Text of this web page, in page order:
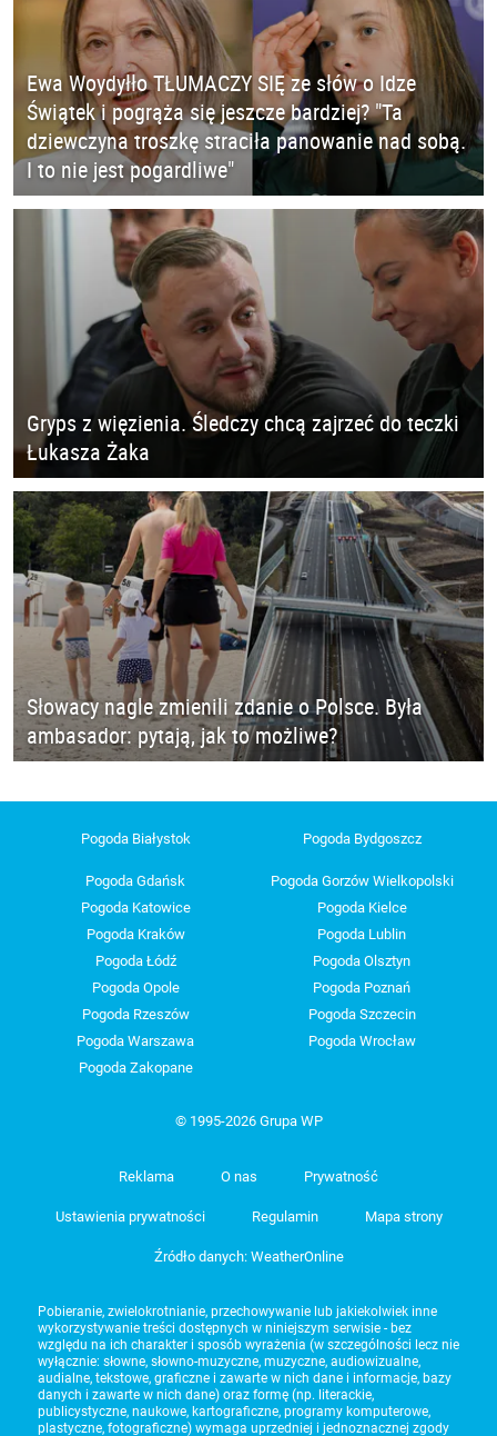
Ewa Woydyłło TŁUMACZY SIĘ ze słów o Idze
Świątek i pogrąża się jeszcze bardziej? "Ta
dziewczyna troszkę straciła panowanie nad sobą.
I to nie jest pogardliwe"
Gryps z więzienia. Śledczy chcą zajrzeć do teczki
Łukasza Żaka
Słowacy nagle zmienili zdanie o Polsce. Była
ambasador: pytają, jak to możliwe?
Pogoda Białystok Pogoda Bydgoszcz
Pogoda Gdańsk
Pogoda Gorzów Wielkopolski
Pogoda Katowice
Pogoda Kielce
Pogoda Kraków
Pogoda Lublin
Pogoda Łódź
Pogoda Olsztyn
Pogoda Opole
Pogoda Poznań
Pogoda Rzeszów
Pogoda Szczecin
Pogoda Warszawa
Pogoda Wrocław
Pogoda Zakopane
© 1995-2026 Grupa WP
Reklama O nas Prywatność
Ustawienia prywatności Regulamin Mapa strony
Źródło danych: WeatherOnline
Pobieranie, zwielokrotnianie, przechowywanie lub jakiekolwiek inne
wykorzystywanie treści dostępnych w niniejszym serwisie - bez
względu na ich charakter i sposób wyrażenia (w szczególności lecz nie
wyłącznie: słowne, słowno-muzyczne, muzyczne, audiowizualne,
audialne, tekstowe, graficzne i zawarte w nich dane i informacje, bazy
danych i zawarte w nich dane) oraz formę (np. literackie,
publicystyczne, naukowe, kartograficzne, programy komputerowe,
plastyczne, fotograficzne) wymaga uprzedniej i jednoznacznej zgody